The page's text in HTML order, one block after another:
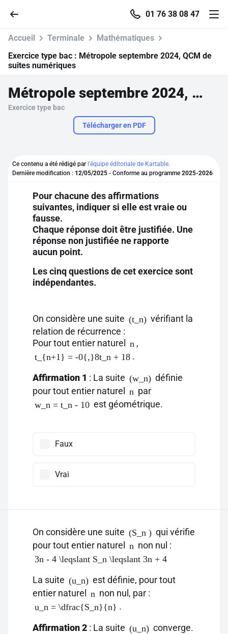
01 76 38 08 47
Parcourir
Se connecter
S'inscrire gratuitement
Pour profiter de 10 contenus offerts.
Accueil Terminale
Mathématiques
Exercice type bac : Métropole septembre 2024, QCM de
suites numériques
Métropole septembre 2024, QCM de suites numériques
Exercice type bac
Télécharger en PDF
Ce contenu a été rédigé par l'équipe éditoriale de Kartable.
Dernière modification : 12/05/2025 - Conforme au programme 2025-2026
Pour chacune des affirmations
suivantes, indiquer si elle est vraie ou
fausse.
Chaque réponse doit être justifiée. Une
réponse non justifiée ne rapporte
aucun point.
Les cinq questions de cet exercice sont
indépendantes.
On considère une suite (t_n) vérifiant la
relation de récurrence :
Pour tout entier naturel n ,
t_{n+1} = -0{,}8t_n + 18 .
Affirmation 1 : La suite (w_n) définie
pour tout entier naturel n par
w_n = t_n - 10 est géométrique.
Faux
Vrai
On considère une suite (S_n ) qui vérifie
pour tout entier naturel n non nul :
3n - 4 \leqslant S_n \leqslant 3n + 4
La suite (u_n) est définie, pour tout
entier naturel n non nul, par :
u_n = \dfrac{S_n}{n} .
Affirmation 2 : La suite (u_n) converge.